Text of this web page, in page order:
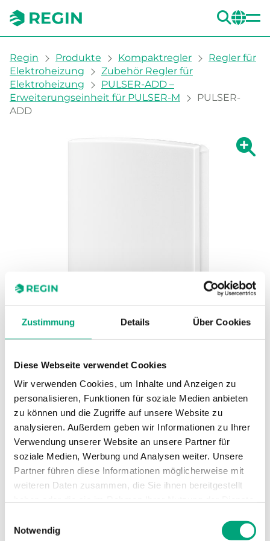
Zustimmung Details Über Cookies
Diese Webseite verwendet Cookies
Wir verwenden Cookies, um Inhalte und Anzeigen zu
personalisieren, Funktionen für soziale Medien anbieten
zu können und die Zugriffe auf unsere Website zu
analysieren. Außerdem geben wir Informationen zu Ihrer
Verwendung unserer Website an unsere Partner für
soziale Medien, Werbung und Analysen weiter. Unsere
Partner führen diese Informationen möglicherweise mit
weiteren Daten zusammen, die Sie ihnen bereitgestellt
Notwendig
You are here:
Regin Produkte Kompaktregler
Regler für
Elektroheizung
Zubehör Regler für
Elektroheizung
PULSER-ADD –
Erweiterungseinheit für PULSER-M
PULSER-
ADD
Zeige
REGIN
PULSER-ADD
PULSER-ADD – Erweiterungseinheit für PULSER-M
Erweiterungseinheit
SOFTWARE UND DOKUMENTATION